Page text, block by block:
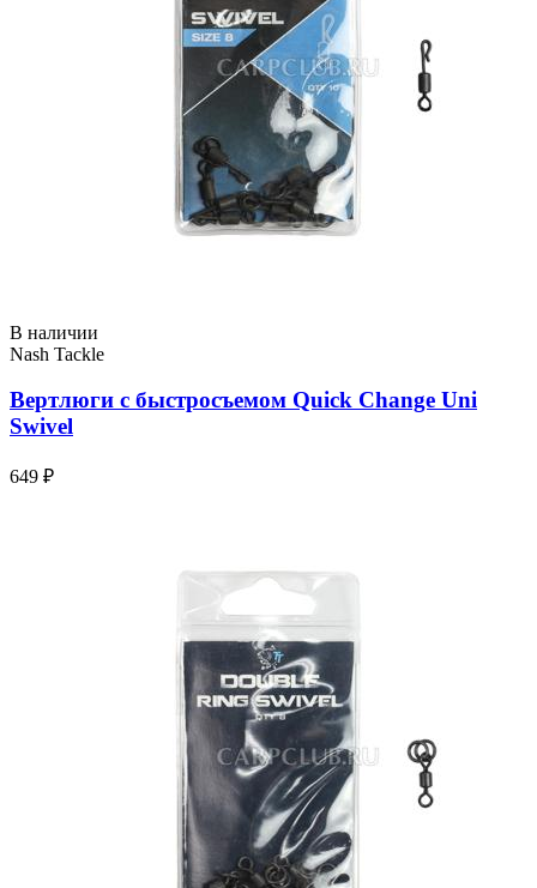
В наличии
Nash Tackle
Вертлюги с быстросъемом Quick Change Uni
Swivel
649 ₽